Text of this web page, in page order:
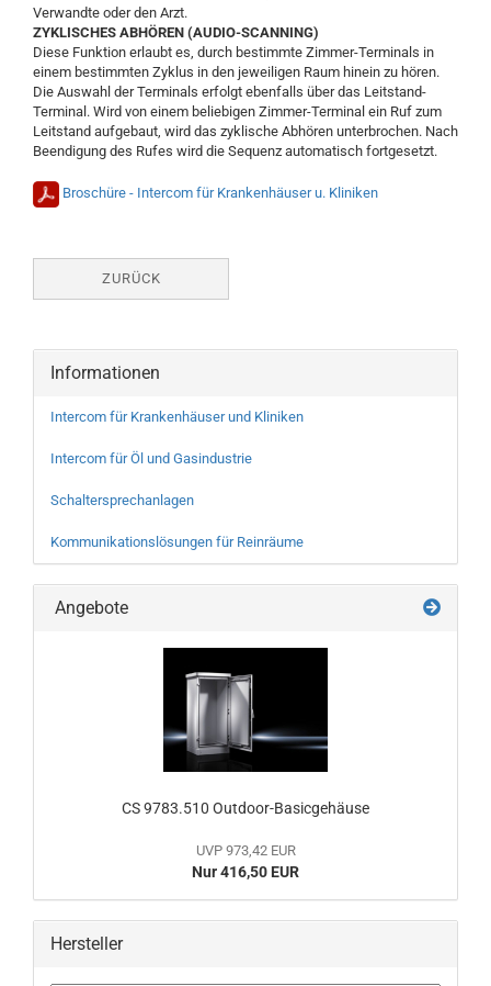
Verwandte oder den Arzt.
ZYKLISCHES ABHÖREN (AUDIO-SCANNING)
Diese Funktion erlaubt es, durch bestimmte Zimmer-Terminals in
einem bestimmten Zyklus in den jeweiligen Raum hinein zu hören.
Die Auswahl der Terminals erfolgt ebenfalls über das Leitstand-
Terminal. Wird von einem beliebigen Zimmer-Terminal ein Ruf zum
Leitstand aufgebaut, wird das zyklische Abhören unterbrochen. Nach
Beendigung des Rufes wird die Sequenz automatisch fortgesetzt.
Broschüre - Intercom für Krankenhäuser u. Kliniken
ZURÜCK
Informationen
Intercom für Krankenhäuser und Kliniken
Intercom für Öl und Gasindustrie
Schaltersprechanlagen
Kommunikationslösungen für Reinräume
Angebote
CS 9783.510 Outdoor-Basicgehäuse
UVP 973,42 EUR
Nur 416,50 EUR
Hersteller